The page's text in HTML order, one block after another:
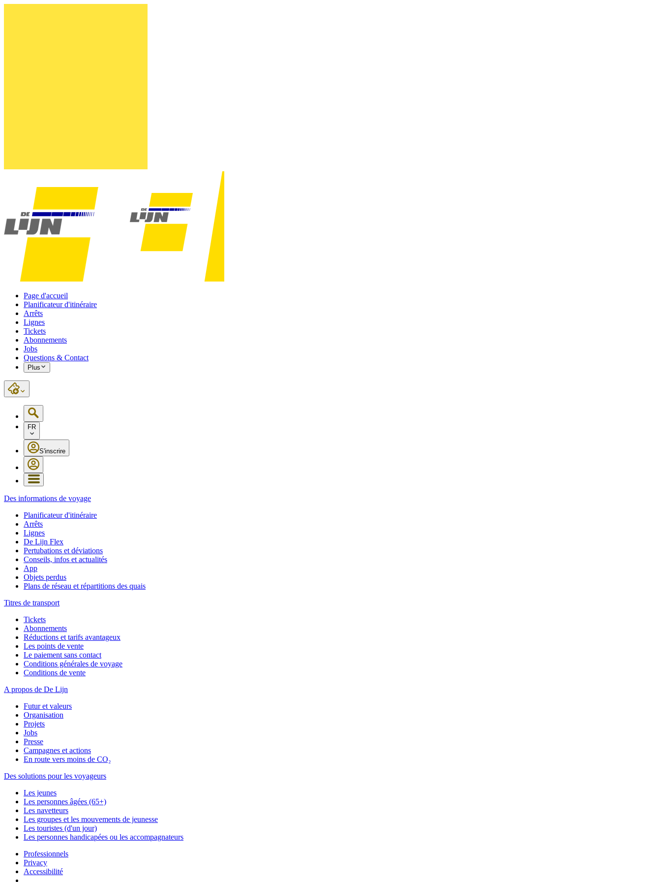
Page d'accueil
Planificateur d'itinéraire
Arrêts
Lignes
Tickets
Abonnements
Jobs
Questions & Contact
Plus
FR
S'inscrire
Des informations de voyage
Planificateur d'itinéraire
Arrêts
Lignes
De Lijn Flex
Pertubations et déviations
Conseils, infos et actualités
App
Objets perdus
Plans de réseau et répartitions des quais
Titres de transport
Tickets
Abonnements
Réductions et tarifs avantageux
Les points de vente
Le paiement sans contact
Conditions générales de voyage
Conditions de vente
A propos de De Lijn
Futur et valeurs
Organisation
Projets
Jobs
Presse
Campagnes et actions
En route vers moins de CO₂
Des solutions pour les voyageurs
Les jeunes
Les personnes âgées (65+)
Les navetteurs
Les groupes et les mouvements de jeunesse
Les touristes (d'un jour)
Les personnes handicapées ou les accompagnateurs
Professionnels
Privacy
Accessibilité